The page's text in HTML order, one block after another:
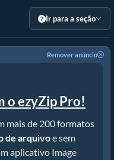
Ir para a seção
Remover anúncio
o ezyZip Pro!
mais de 200 formatos
de arquivoe sem
aplicativo Image